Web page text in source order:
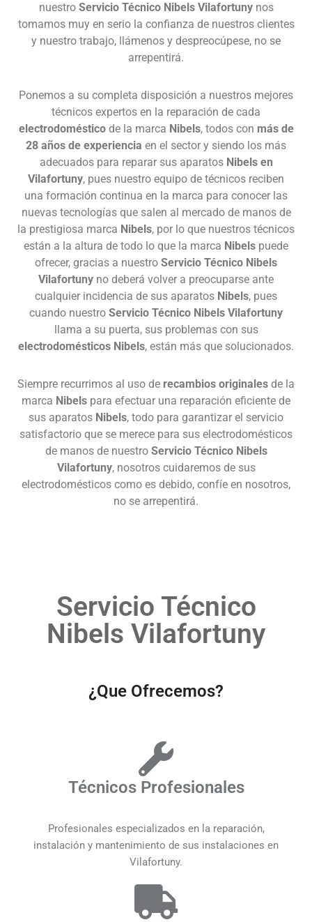
nuestro Servicio Técnico Nibels Vilafortunynos
tomamos muy en serio la confianza de nuestros clientes
y nuestro trabajo, llámenos y despreocúpese, no se
arrepentirá.
Ponemos a su completa disposición a nuestros mejores
técnicos expertos en la reparación de cada
electrodomésticode la marca Nibels, todos con más de
28 años de experiencia en el sector y siendo los más
adecuados para reparar sus aparatos Nibels en
Vilafortuny, pues nuestro equipo de técnicos reciben
una formación continua en la marca para conocer las
nuevas tecnologías que salen al mercado de manos de
la prestigiosa marca Nibels, por lo que nuestros técnicos
están a la altura de todo lo que la marca Nibels puede
ofrecer, gracias a nuestro Servicio Técnico Nibels
Vilafortuny no deberá volver a preocuparse ante
cualquier incidencia de sus aparatos Nibels, pues
cuando nuestro Servicio Técnico Nibels Vilafortuny
llama a su puerta, sus problemas con sus
electrodomésticos Nibels, están más que solucionados.
Siempre recurrimos al uso de recambios originales de la
marca Nibels para efectuar una reparación eficiente de
sus aparatos Nibels, todo para garantizar el servicio
satisfactorio que se merece para sus electrodomésticos
de manos de nuestro Servicio Técnico Nibels
Vilafortuny, nosotros cuidaremos de sus
electrodomésticos como es debido, confíe en nosotros,
no se arrepentirá.
Servicio Técnico
Nibels Vilafortuny
¿Que Ofrecemos?
Técnicos Profesionales
Profesionales especializados en la reparación,
instalación y mantenimiento de sus instalaciones en
Vilafortuny.